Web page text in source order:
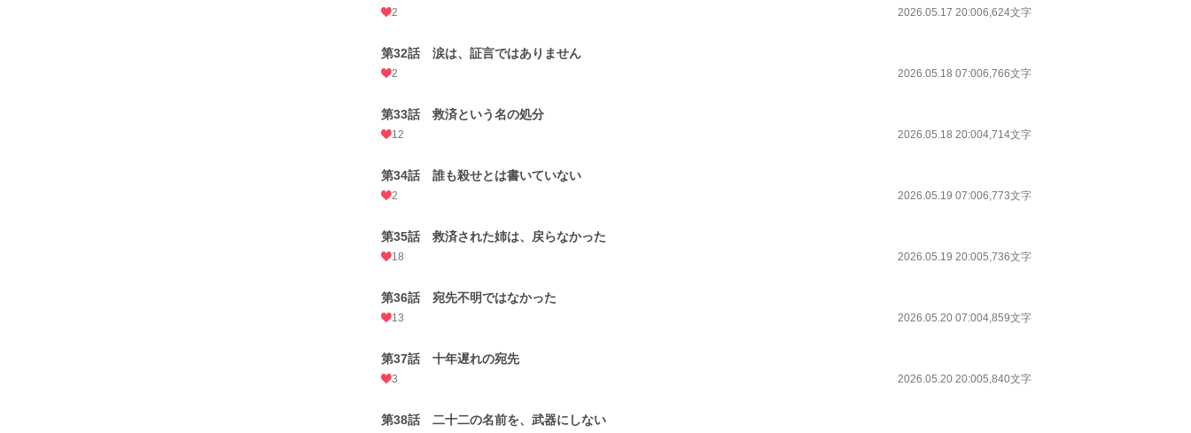
2 2026.05.17 20:006,624文字
第32話 涙は、証言ではありません
2 2026.05.18 07:006,766文字
第33話 救済という名の処分
12 2026.05.18 20:004,714文字
第34話 誰も殺せとは書いていない
2 2026.05.19 07:006,773文字
第35話 救済された姉は、戻らなかった
18 2026.05.19 20:005,736文字
第36話 宛先不明ではなかった
13 2026.05.20 07:004,859文字
第37話 十年遅れの宛先
3 2026.05.20 20:005,840文字
第38話 二十二の名前を、武器にしない